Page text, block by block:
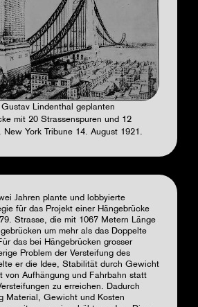
Lindenthal geplanten
mit 20 Strassenspuren und 12
New York Tribune 14. August 1921.
Jahren plante und lobbyierte
für das Projekt einer Hängebrücke
Strasse, die mit 1067 Metern Länge
um mehr als das Doppelte
das bei Hängebrücken grosser
Problem der Versteifung des
er die Idee, Stabilität durch Gewicht
von Aufhängung und Fahrbahn statt
zu erreichen. Dadurch
Material, Gewicht und Kosten